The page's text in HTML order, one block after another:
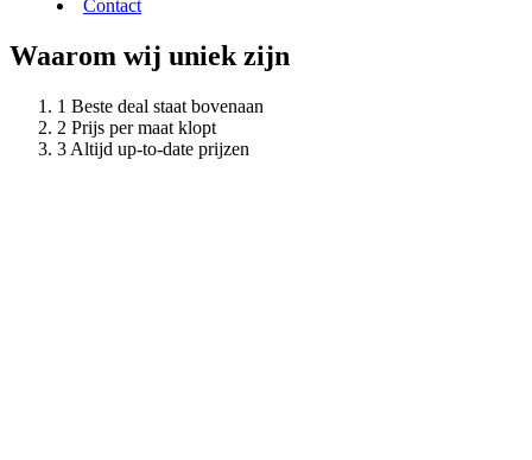
Contact
Waarom wij uniek zijn
Beste deal staat bovenaan
Prijs per maat klopt
Altijd up-to-date prijzen